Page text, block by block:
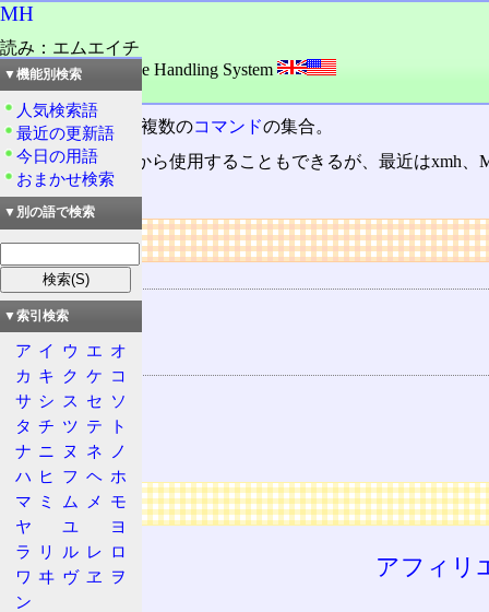
MH
読み：エムエイチ
外語：MH: Message Handling System
品詞：固有名詞
MUAの一つで、複数のコマンドの集合。
そのままシェル
から使用することもできるが、最近はxmh、
い。
リンク
用語の所属
MUA
MH
関連する用語
コマンド
シェル
Mew
広告
アフィリ
▼機能別検索
人気検索語
最近の更新語
今日の用語
おまかせ検索
▼別の語で検索
▼索引検索
ア イ ウ エ オ
カ キ ク ケ コ
サ シ ス セ ソ
タ チ ツ テ
ト
ナ ニ ヌ ネ
ノ
ハ ヒ フ ヘ ホ
マ ミ ム メ
モ
ヤ
ユ
ヨ
ラ
リ ル レ ロ
ワ ヰ ヴ ヱ
ヲ
ン